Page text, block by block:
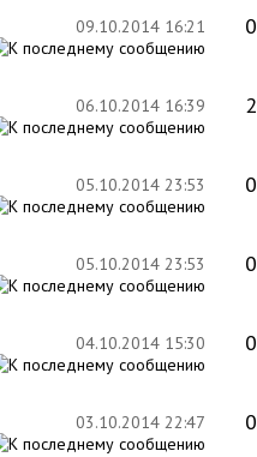
09.10.2014 16:21
0
06.10.2014 16:39
2
05.10.201423:53
0
05.10.201423:53
0
04.10.2014 15:30
0
03.10.201422:47
0